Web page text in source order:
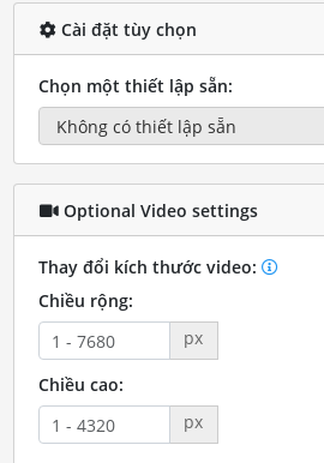
Cài đặt tùy chọn
Chọn một thiết lập sẵn:
Optional Video settings
Thay đổi kích thước video:
Chiều rộng:
px
Chiều cao:
px